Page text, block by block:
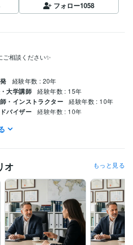
フォロー1058
相談ください✨
経験年数 : 20年
大学講師 経験年数 : 15年
・インストラクター 経験年数 : 10年
バイザー 経験年数 : 10年
クト 最優秀賞受賞
中冨健康科学振興
リテーション学会学術集会　優秀演題
科学研究助成
石本記念デサントスポー
長寿と運動（三菱UFJ信託銀行）
寝た
会講師（2008~2019）
日本体力医学
院 公開セミナー
日本抗加齢医学会総会
部会幹事会研修（医師会）
寝たきりを
、健康セミナー） トレーニング系
オ もっと見る